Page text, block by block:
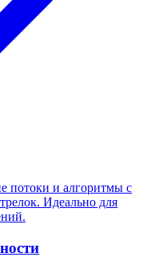
потоки и алгоритмы с
Идеально для